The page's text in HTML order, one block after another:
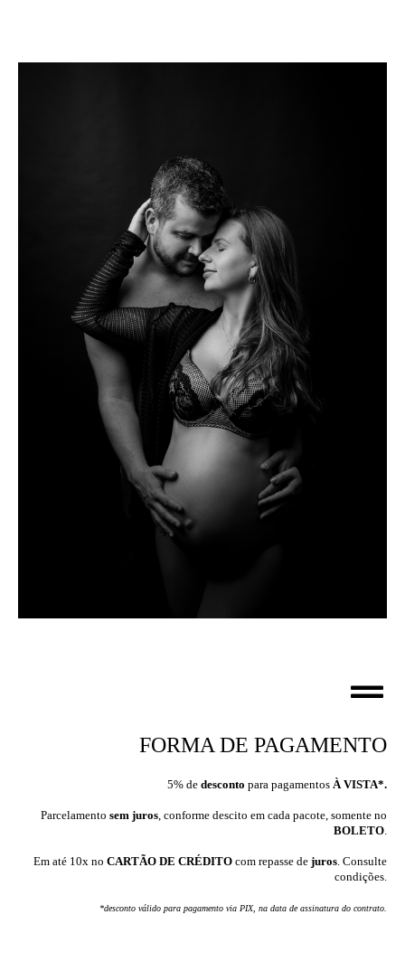
FORMA DE PAGAMENTO
5% de desconto para pagamentos À VISTA*.
Parcelamento sem juros , conforme descito em cada pacote, somente no
BOLETO
Em até 10x no CARTÃO DE CRÉDITO com repasse de juros . Consulte
condições.
*desconto válido para pagamento via PIX, na data de assinatura do contrato.